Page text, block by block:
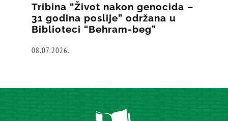
Tribina “Život nakon genocida –
31 godina poslije” održana u
Biblioteci “Behram-beg”
08.07.2026.